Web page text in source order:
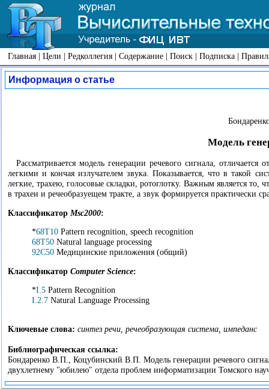
Главная | Цели | Редколлегия | Содержание | Поиск | Подписка |
Информация о статье
Модель
Рассматривается модель генерации речевого сигнала,
легкими и кончая излучателем звука. Показывается, что в такой
легкие, трахею, голосовые складки, ротоглотку. Важным является
в трахеи и речеобразуещем тракте, а звук формируется практически
Классификатор Msc2000:
*68T10 Pattern recognition, speech recognition
68T50 Natural language processing
92C50 Медицинские приложения (общий)
Классификатор Computer Science:
*I.5 Pattern Recognition
I.2.7 Natural Language Processing
Ключевые слова: синтез речи, речеобразующая система, импеданс
Библиографическая ссылка:
Бондаренко В.П., Коцубинский В.П. Модель генерации речевого
двухлетнему "юбилею" отдела проблем информатизации Томского